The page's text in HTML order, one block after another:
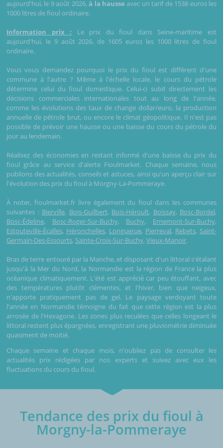
aujourd'hui, le 9 août 2026,à la hausse avec un tarif de 1538 euros les
1000 litres de fioul ordinaire.
Information prix : Le prix du fioul dans Seine-maritime est
aujourd'hui, le 9 août 2026, de 1605 euros les 1000 litres de fioul
ordinaire.
Vous vous demandez pourquoi le prix du fioul est différent d'une
commune à l'autre ? Même à l'échelle locale, le cours du pétrole
détermine celui du fioul domestique. Celui-ci subit directement les
décisions commerciales internationales tout au long de l'année,
comme les évolutions des taux de change dollar/euro, la production
annuelle de pétrole brut, ou encore le climat géopolitique. Il n'est pas
possible de prévoir une hausse ou une baisse du cours du pétrole du
jour au lendemain.
Réalisez des économies en restant informé d'une baisse du prix du
fioul grâce au service d'alerte Fioulmarket. Chaque semaine, nous
publions des actualités, conseils et astuces, ainsi qu'un aperçu clair sur
l'évolution des prix du fioul à Morgny-La-Pommeraye.
À noter, fioulmarket.fr livre également du fioul dans les communes
suivantes : Bierville, Bois-Guilbert, Bois-Héroult, Boissay, Bosc-Bordel,
Bosc-Édeline, Bosc-Roger-Sur-Buchy, Buchy, Ernemont-Sur-Buchy,
Estouteville-Écalles, Héronchelles, Longuerue, Pierreval, Rebets, Saint-
Germain-Des-Essourts, Sainte-Croix-Sur-Buchy, Vieux-Manoir.
Bras de terre entouré par la Manche, et disposant d'un littoral s'étalant
jusqu'à la Mer du Nord, la Normandie est la région de France la plus
océanique climatiquement. L'été est apprécié car peu étouffant, avec
des températures plutôt clémentes, et l'hiver, bien que neigeux,
n'apporte pratiquement pas de gel. Le paysage verdoyant toute
l'année en Normandie témoigne du fait que cette région est la plus
arrosée de l'Hexagone. Les zones plus reculées que celles longeant le
littoral restent plus épargnées, enregistrant une pluviométrie diminuée
quasiment de moitié.
Chaque semaine et chaque mois, n'oubliez pas de consulter les
actualités prix rédigées par nos experts et suivez avec eux les
fluctuations du cours du fioul.
Tendance des prix du fioul à
Morgny-la-Pommeraye